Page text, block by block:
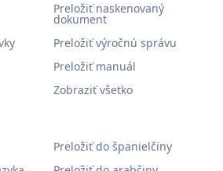
Preložiť naskenovaný
dokument
Preložiť výročnú správu
Preložiť manuál
Zobraziť všetko
Preložiť do španielčiny